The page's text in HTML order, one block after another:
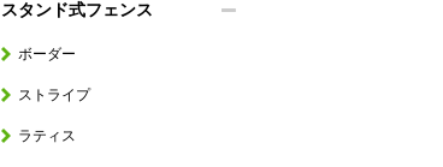
スタンド式フェンス
ボーダー
ストライプ
ラティス